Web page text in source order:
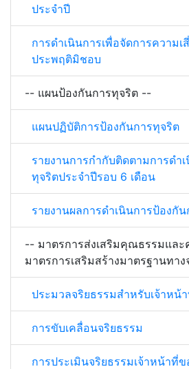
ประจำปี
การดำเนินการเพื่อจัดการความเ
ประพฤติมิชอบ
-- แผนป้องกันการทุจริต --
แผนปฏิบัติการป้องกันการทุจริต
รายงานการกำกับติดตามการดำ
ทุจริตประจำปีรอบ 6 เดือน
รายงานผลการดำเนินการป้องกั
-- มาตรการส่งเสริมคุณธรรมและ
มาตรการเสริมสร้างมาตรฐานทา
ประมวลจริยธรรมสำหรับเจ้าหน้
การขับเคลื่อนจริยธรรม
การประเมินจริยธรรมเจ้าหน้าที่ข